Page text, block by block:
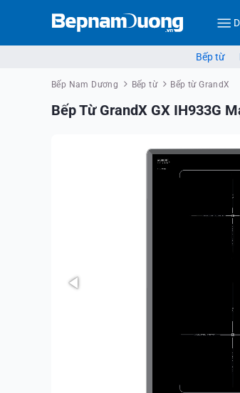
Bếp từ
Bếp Nam Dương Bếp từ Bếp từ GrandX
Bếp Từ GrandX GX IH933G